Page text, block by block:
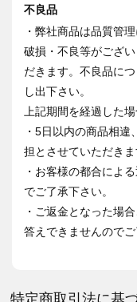
不良品
・弊社商品は品質管
破損・不良等がござ
だきます。不良品に
し出下さい。
上記期間を経過した
・5日以内の商品相
担とさせていただきま
・お客様の都合によ
でご了承下さい。
・ご返金となった場
答えできませんのでご
特定商取引法に基